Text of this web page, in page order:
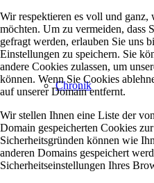
Chronik
Wir respektieren es voll und ganz,
möchten. Um zu vermeiden, dass
gefragt werden, erlauben Sie uns
Einstellungen zu speichern. Sie
andere Cookies zulassen, um
können. Wenn Sie Cookies
auf unserer Domain entfernt.
Wir stellen Ihnen eine Liste der
Domain gespeicherten Cookies
Sicherheitsgründen können wie
anderen Domains gespeichert
Sicherheitseinstellungen Ihres